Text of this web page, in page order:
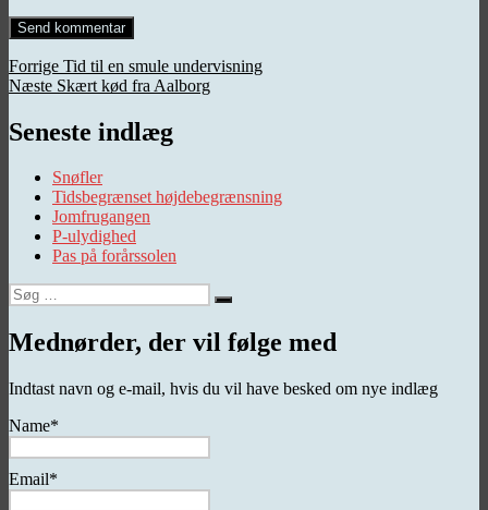
Indlægsnavigation
Forrige Forrige
indlæg:
Tid til en smule undervisning
Næste Næste
Skært kød fra Aalborg
Seneste indlæg
Snøfler
Tidsbegrænset højdebegrænsning
Jomfrugangen
P-ulydighed
Pas på forårssolen
Søg
efter:
Søg
Mednørder, der vil følge med
Indtast navn og e-mail, hvis du vil have besked om nye indlæg
Name*
Email*